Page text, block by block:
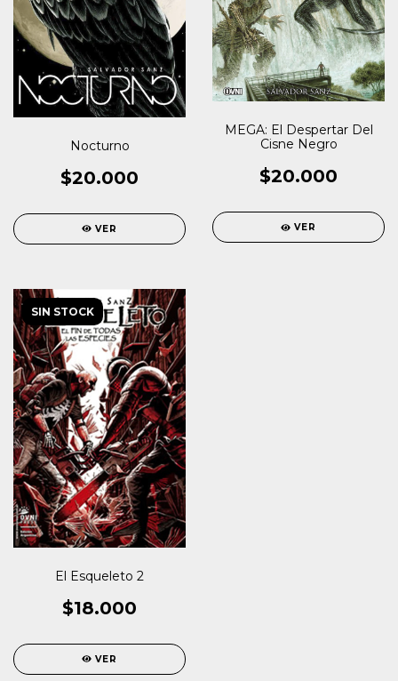
Nocturno
$20.000
VER
MEGA: El Despertar Del
Cisne Negro
$20.000
VER
SIN STOCK
El Esqueleto 2
$18.000
VER